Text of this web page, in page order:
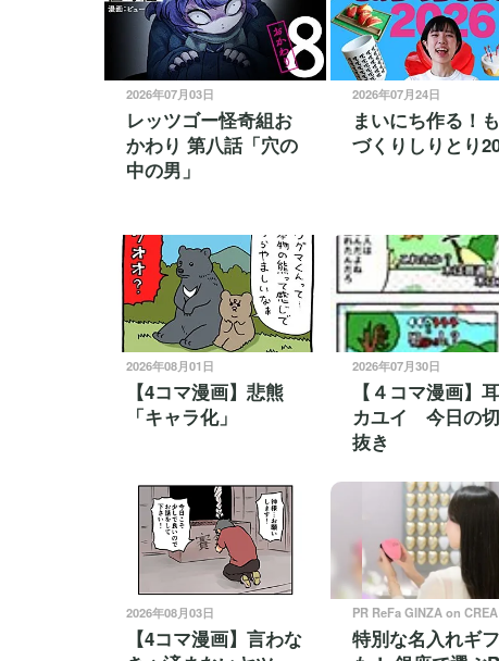
2026年07月03日
レッツゴー怪奇組お
かわり 第八話「穴の
中の男」
2026年07月24日
まいにち作る！
づくりしりとり
2026年08月01日
【4コマ漫画】悲熊
「キャラ化」
2026年07月30日
【４コマ漫画】
カユイ 今日の
抜き
2026年08月03日
【4コマ漫画】言わな
PR ReFa GINZA on CREA
特別な名入れギ